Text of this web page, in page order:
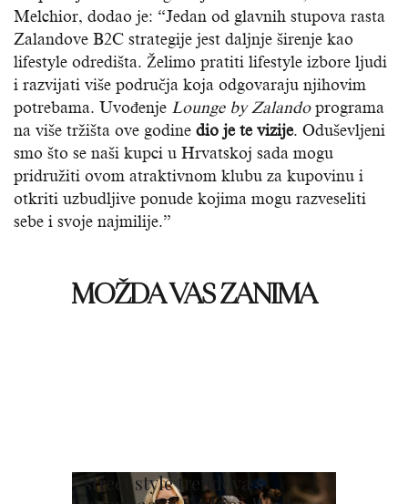
Melchior, dodao je: “Jedan od glavnih stupova rasta
Zalandove B2C strategije jest daljnje širenje kao
lifestyle odredišta. Želimo pratiti lifestyle izbore ljudi
i razvijati više područja koja odgovaraju njihovim
potrebama. Uvođenje Lounge by Zalandoprograma
na više tržišta ove godine dio je te vizije. Oduševljeni
smo što se naši kupci u Hrvatskoj sada mogu
pridružiti ovom atraktivnom klubu za kupovinu i
otkriti uzbudljive ponude kojima mogu razveseliti
sebe i svoje najmilije.”
MOŽDA VAS ZANIMA
5 street style trendova s